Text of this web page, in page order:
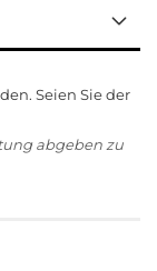
Seien Sie der
abgeben zu